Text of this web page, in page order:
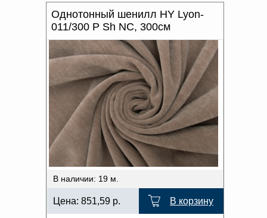
Однотонный шенилл HY Lyon-
011/300 P Sh NC, 300см
В наличии: 19 м.
Цена: 851,59 р. В корзину